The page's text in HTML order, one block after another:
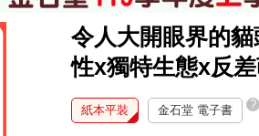
令人大開眼界的
性x獨特生態x反
紙本平裝 金石堂 電子書 ?